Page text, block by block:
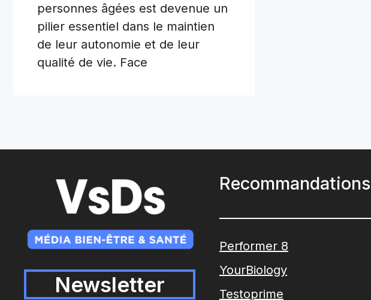
personnes âgées est devenue un
pilier essentiel dans le maintien
de leur autonomie et de leur
qualité de vie. Face
Newsletter
Recommandations
Performer 8
YourBiology
Testoprime